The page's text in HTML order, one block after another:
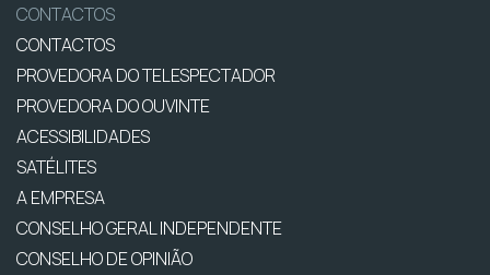
CONTACTOS
CONTACTOS
PROVEDORA DO TELESPECTADOR
PROVEDORA DO OUVINTE
ACESSIBILIDADES
SATÉLITES
A EMPRESA
CONSELHO GERAL INDEPENDENTE
CONSELHO DE OPINIÃO